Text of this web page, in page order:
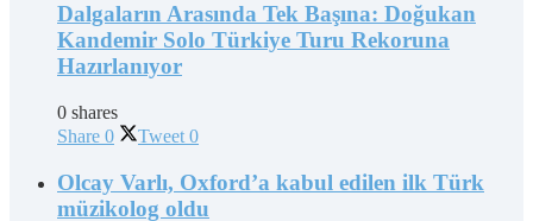
Dalgaların Arasında Tek Başına: Doğukan
Kandemir Solo Türkiye Turu Rekoruna
Hazırlanıyor
0 shares
Share 0 Tweet 0
Olcay Varlı, Oxford’a kabul edilen ilk Türk
müzikolog oldu